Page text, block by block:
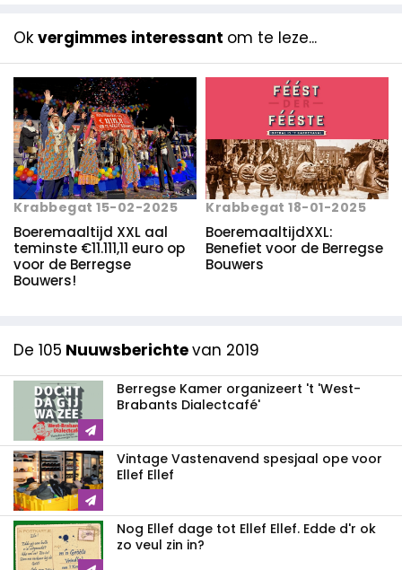
Ok vergimmes interessant om te leze...
Krabbegat 15-02-2025
Boeremaaltijd XXL aal
teminste €11.111,11 euro op
voor de Berregse
Bouwers!
Krabbegat 18-01-2025
BoeremaaltijdXXL:
Benefiet voor de Berregse
Bouwers
De 105 Nuuwsberichtevan 2019
Berregse Kamer organizeert 't 'West-
Brabants Dialectcafé'
Vintage Vastenavend spesjaal ope voor
Ellef Ellef
Nog Ellef dage tot Ellef Ellef. Edde d'r ok
zo veul zin in?